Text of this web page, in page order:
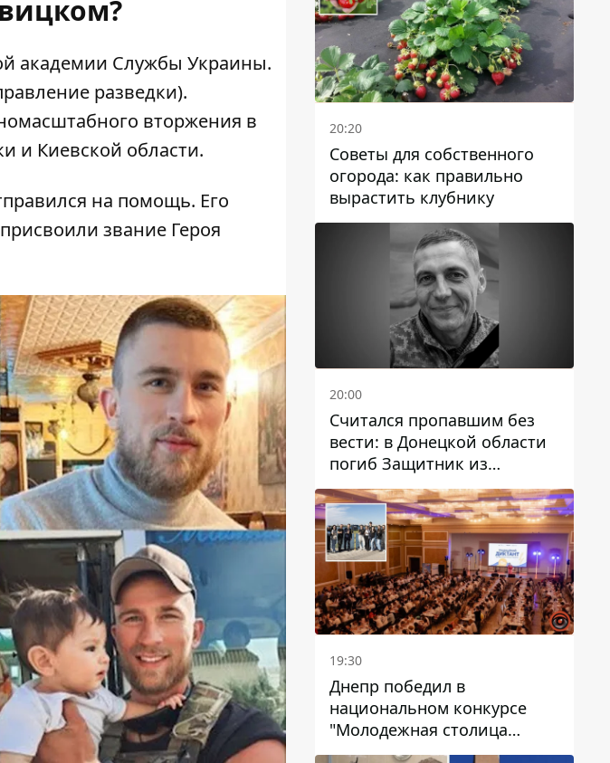
академии Службы Украины.
разведки).
вторжения в
и Киевской области.
на помощь. Его
звание Героя
20:20
Советы для собственного
огорода: как правильно
вырастить клубнику
20:00
Считался пропавшим без
вести: в Донецкой области
погиб Защитник из
Каменского Антон
Красовский
19:30
Днепр победил в
национальном конкурсе
"Молодежная столица
Украины – 2026"